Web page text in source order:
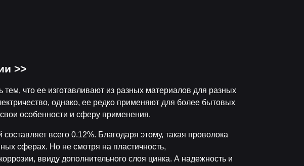
>>
что ее изготавливают из разных материалов для разных
однако, ее редко применяют для более бытовых
особенности и сферу применения.
всего 0.12%. Благодаря этому, такая проволока
сферах. Но не смотря на пластичность,
ввиду дополнительного слоя цинка. А надежность и